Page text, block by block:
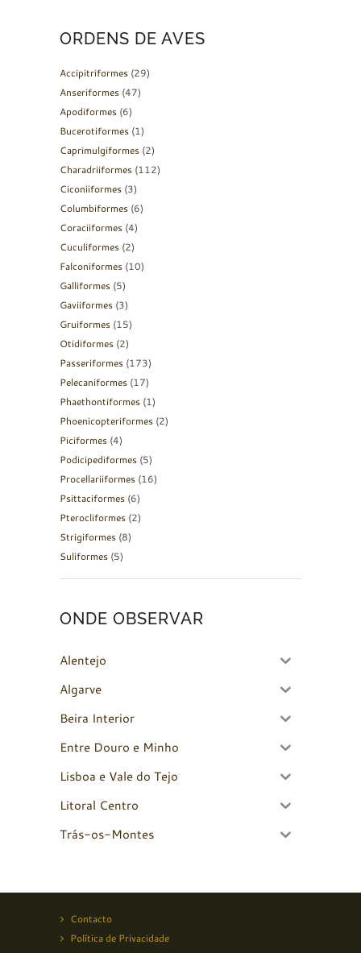
ORDENS DE AVES
Accipitriformes (29)
Anseriformes (47)
Apodiformes (6)
Bucerotiformes (1)
Caprimulgiformes (2)
Charadriiformes (112)
Ciconiiformes (3)
Columbiformes (6)
Coraciiformes (4)
Cuculiformes (2)
Falconiformes (10)
Galliformes (5)
Gaviiformes (3)
Gruiformes (15)
Otidiformes (2)
Passeriformes (173)
Pelecaniformes (17)
Phaethontiformes (1)
Phoenicopteriformes (2)
Piciformes (4)
Podicipediformes (5)
Procellariiformes (16)
Psittaciformes (6)
Pterocliformes (2)
Strigiformes (8)
Suliformes (5)
ONDE OBSERVAR
Alentejo
Algarve
Beira Interior
Entre Douro e Minho
Lisboa e Vale do Tejo
Litoral Centro
Trás-os-Montes
Contacto
Política de Privacidade